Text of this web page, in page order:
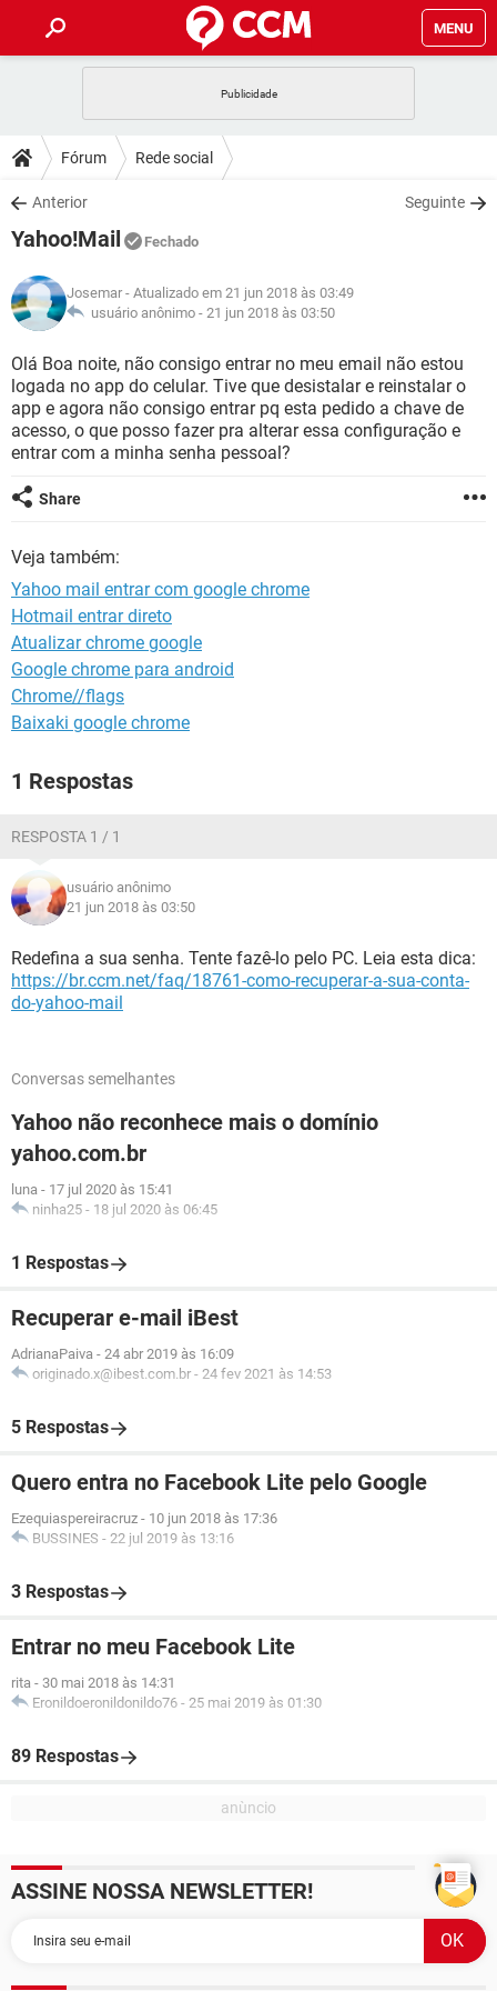
MENU
CELULAR
OUTLOOK
INSTAGRAM
GUIA DE COMPRAS
DICAS
JOGOS
INSTAGRAM GMAIL
GUIA DE COMPRAS
DOWNLOADS
JOGOS
CELULAR
OUTLOOK EXCEL
INSTAGRAM
GUIA DE COMPRAS
JOGOS WHATSAPP
CELULAR
OUTLOOK EXCEL
INSTAGRAM GMAIL
GUIA DE COMPRAS
GLOSSÁRIO
JOGOS
CELULAR FACEBOOK
OUTLOOK EXCEL
GUIA DE COMPRAS
Fórum Rede social
Anterior Seguinte
Yahoo!Mail Fechado
Josemar - Atualizado em 21 jun 2018 às 03:49
usuário anônimo - 21 jun 2018 às 03:50
Olá Boa noite, não consigo entrar no meu email não estou
logada no app do celular. Tive que desistalar e reinstalar o
app e agora não consigo entrar pq esta pedido a chave de
acesso, o que posso fazer pra alterar essa configuração e
entrar com a minha senha pessoal?
Share
Veja também:
Yahoo mail entrar com google chrome
Hotmail entrar direto
Atualizar chrome google
Google chrome para android
Chrome//flags
Baixaki google chrome
1 Respostas
RESPOSTA 1 / 1
usuário anônimo
21 jun 2018 às 03:50
Redefina a sua senha. Tente fazê-lo pelo PC. Leia esta dica:
https://br.ccm.net/faq/18761-como-recuperar-a-sua-conta-
do-yahoo-mail
Conversas semelhantes
Yahoo não reconhece mais o domínio
yahoo.com.br
luna - 17 jul 2020 às 15:41
ninha25 - 18 jul 2020 às 06:45
1 Respostas
Recuperar e-mail iBest
AdrianaPaiva - 24 abr 2019 às 16:09
originado.x@ibest.com.br - 24 fev 2021 às 14:53
5 Respostas
Quero entra no Facebook Lite pelo Google
Ezequiaspereiracruz - 10 jun 2018 às 17:36
BUSSINES - 22 jul 2019 às 13:16
3 Respostas
Entrar no meu Facebook Lite
rita - 30 mai 2018 às 14:31
Eronildoeronildonildo76 - 25 mai 2019 às 01:30
89 Respostas
ASSINE NOSSA NEWSLETTER!